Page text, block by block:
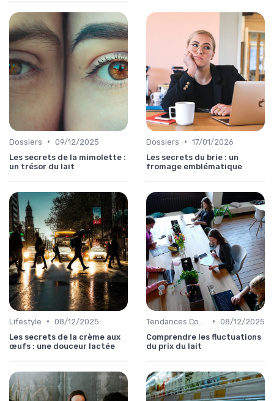
Dossiers • 09/12/2025
Les secrets de la mimolette :
un trésor du lait
Dossiers • 17/01/2026
Les secrets du brie : un
fromage emblématique
Lifestyle • 08/12/2025
Les secrets de la crème aux
œufs : une douceur lactée
• 08/12/2025
Comprendre les fluctuations
du prix du lait